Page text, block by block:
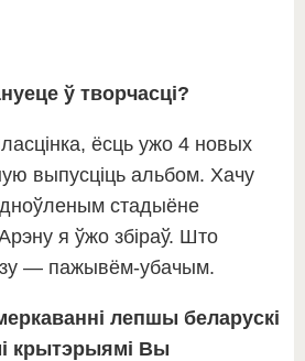
ў творчасці?
ёсць ужо 4 новых
выпусціць альбом. Хачу
стадыёне
я ўжо збіраў. Што
— пажывём-убачым.
лепшы беларускі
крытэрыямі Вы